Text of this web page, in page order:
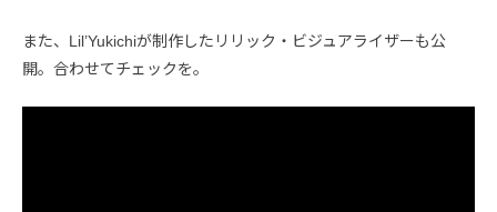
また、Lil’Yukichiが制作したリリック・ビジュアライザーも公
開。合わせてチェックを。